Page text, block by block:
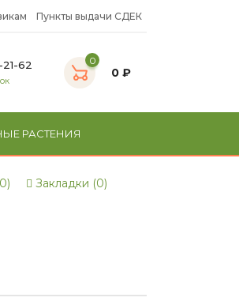
Пункты выдачи СДЕК
62 0
0 ₽
РАСТЕНИЯ
Закладки (0)